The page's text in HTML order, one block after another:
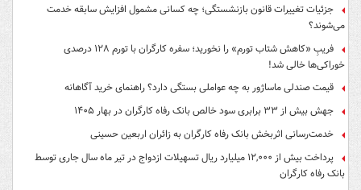
جزئیات تغییرات قانون بازنشستگی؛ چه کسانی مشمول افزایش سابقه خدمت
می‌شوند؟
فریبِ «کاهش شتاب تورم» را نخورید؛ سفره کارگران با تورم ۱۲۸ درصدی
خوراکی‌ها خالی شد!
قیمت صندلی ماساژور به چه عواملی بستگی دارد؟ راهنمای خرید آگاهانه
جهش بیش از ۳۳ برابری سود خالص بانک رفاه کارگران در بهار ۱۴۰۵
خدمت‌رسانی اثربخش بانک رفاه کارگران به زائران اربعین حسینی
پرداخت بیش از ۱۲,۰۰۰ میلیارد ریال تسهیلات ازدواج در تیر ماه سال جاری توسط
بانک رفاه کارگران